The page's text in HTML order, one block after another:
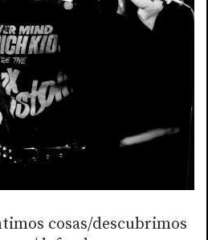
cosas/descubrimos